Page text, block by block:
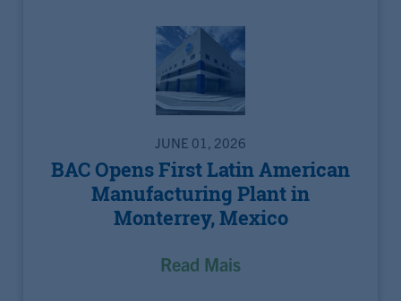
JUNE 01, 2026
BAC Opens First Latin American
Manufacturing Plant in
Monterrey, Mexico
Read Mais